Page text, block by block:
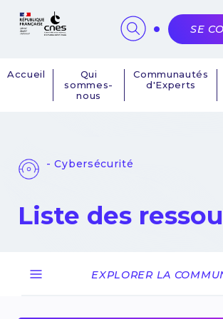
Navigation
Accueil
Qui
sommes-
nous
Communautés
d'Experts
SE
- Cybersécurité
Liste des
EXPLORER LA